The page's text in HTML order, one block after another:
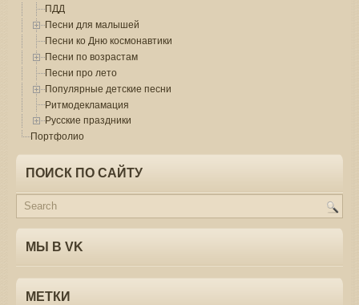
ПДД
Песни для малышей
Песни ко Дню космонавтики
Песни по возрастам
Песни про лето
Популярные детские песни
Ритмодекламация
Русские праздники
Портфолио
ПОИСК ПО САЙТУ
МЫ В VK
МЕТКИ